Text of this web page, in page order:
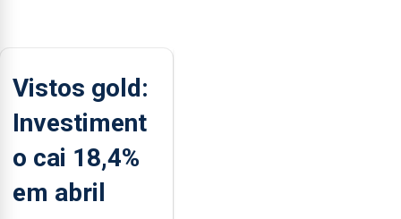
Vistos gold:
Investiment
o cai 18,4%
em abril